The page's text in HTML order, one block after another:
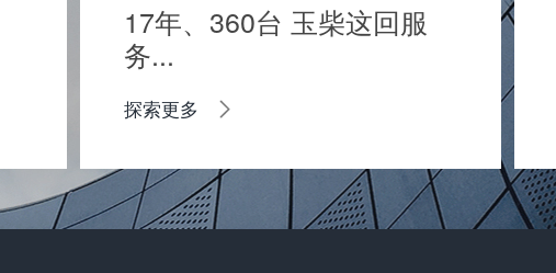
17年、360台 玉柴这回服
务...
探索更多